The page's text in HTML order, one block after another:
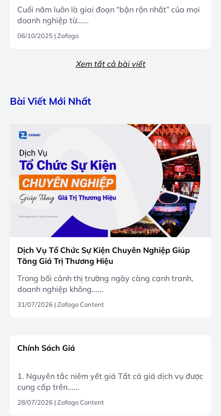
Cuối năm luôn là giai đoạn “bận rộn nhất” của mọi
doanh nghiệp từ......
06/10/2025 |Zafago
Xem tất cả bài viết
Bài Viết Mới Nhất
Dịch Vụ Tổ Chức Sự Kiện Chuyên Nghiệp Giúp
Tăng Giá Trị Thương Hiệu
Trong bối cảnh thị trường ngày càng cạnh tranh,
doanh nghiệp không......
31/07/2026 |Zafago Content
Chính Sách Giá
1. Nguyên tắc niêm yết giá Tất cả giá dịch vụ được
cung cấp trên......
28/07/2026 |Zafago Content